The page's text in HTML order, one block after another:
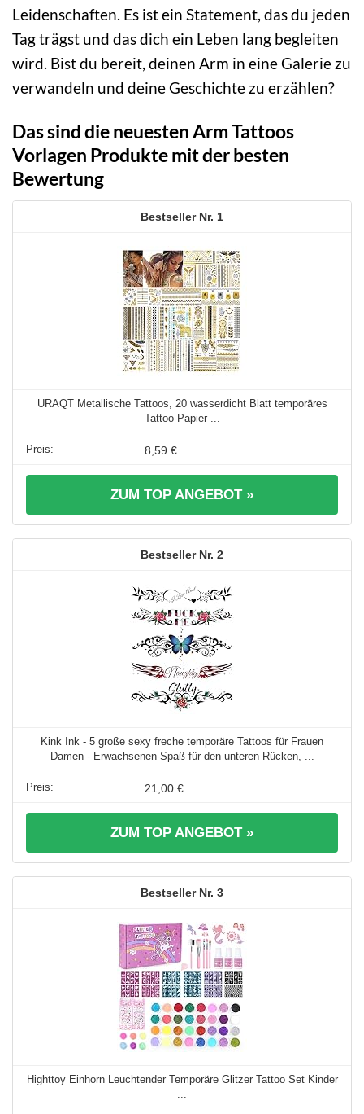
Leidenschaften. Es ist ein Statement, das du jeden
Tag trägst und das dich ein Leben lang begleiten
wird. Bist du bereit, deinen Arm in eine Galerie zu
verwandeln und deine Geschichte zu erzählen?
Das sind die neuesten Arm Tattoos
Vorlagen Produkte mit der besten
Bewertung
1
URAQT Metallische Tattoos, 20 wasserdicht Blatt temporäres
Tattoo-Papier ...
8,59 €
ZUM TOP ANGEBOT »
2
Kink Ink - 5 große sexy freche temporäre Tattoos für Frauen
Damen - Erwachsenen-Spaß für den unteren Rücken, ...
21,00 €
ZUM TOP ANGEBOT »
3
Highttoy Einhorn Leuchtender Temporäre Glitzer Tattoo Set Kinder